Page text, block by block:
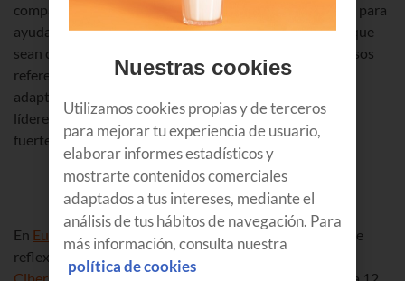
compañías punteras en la
digitalización
de sus procesos para
ayudarles a incrementar su competitividad. Queremos que
sean capaces de comprobar en primera persona cómo esos
referentes empresariales se han transformado y han
adaptado sus modelos de negocio hasta convertirse en
líderes de la mano de la tecnología en un entorno
fuertemente competitivo.
En Euskaltel
llevamos varios años realizando este tipo de
reflexiones en torno a tecnologías como
Nuestras cookies
Utilizamos cookies propias y de terceros
para mejorar tu experiencia de usuario,
elaborar informes estadísticos y
mostrarte contenidos comerciales
adaptados a tus intereses, mediante el
análisis de tus hábitos de navegación. Para
más información, consulta nuestra
política de cookies